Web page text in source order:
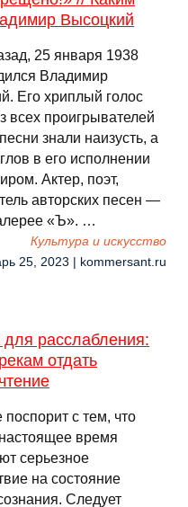
Высоцкий
25 января 1938
Владимир
Его хриплый голос
всех проигрывателей
знали наизусть, а
в его исполнении
Актер, поэт,
авторских песен —
«Ъ». …
Культура и искусство
25, 2023 | kommersant.ru
расслабления:
отдать
поспорит с тем, что
время
серьезное
на состояние
Следует